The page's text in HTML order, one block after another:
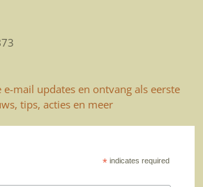
mail updates en ontvang als eerste
tips, acties en meer
* indicates required